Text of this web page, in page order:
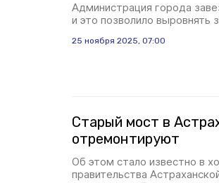
Администрация города
и это позволило выровнять
25 ноября 2025, 07:00
Старый мост в
отремонтируют
Об этом стало известно в
правительства